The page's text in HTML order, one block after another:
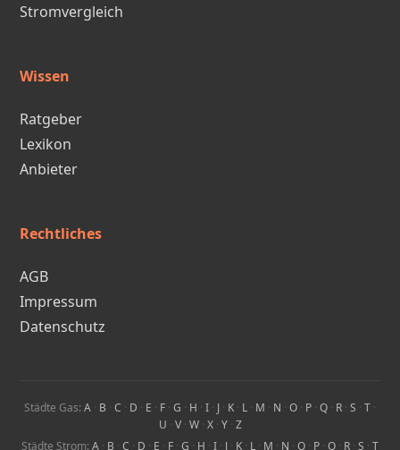
Stromvergleich
Wissen
Ratgeber
Lexikon
Anbieter
Rechtliches
AGB
Impressum
Datenschutz
Städte Gas: A · B · C · D · E · F · G · H · I · J · K · L · M · N · O · P · Q · R · S · T ·
U · V· W· X· Y· Z
Städte Strom: A · B · C · D · E · F · G · H · I · J · K · L · M · N · O · P · Q · R · S · T